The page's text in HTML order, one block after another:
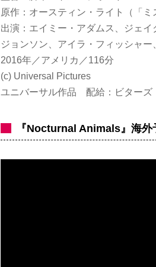
原作：オースティン・ライト（「ミ
出演：エイミー・アダムス、ジェ
ジョンソン、アイラ・フィッシャ
2016年／アメリカ／116分
(c) Universal Pictures
ユニバーサル作品 配給：ビターズ
『Nocturnal Animals』海外